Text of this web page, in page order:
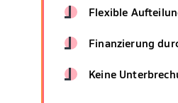
Flexible
Finanzierung
Keine